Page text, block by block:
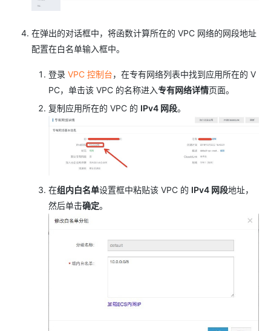
在弹出的对话框中，将函数计算所在的 VPC 网络的网段地址
配置在白名单输入框中。
登录 VPC 控制台，在专有网络列表中找到应用所在的 V
PC，单击该 VPC 的名称进入专有网络详情页面。
复制应用所在的 VPC 的 IPv4 网段。
在组内白名单设置框中粘贴该 VPC 的 IPv4 网段地址，
然后单击确定。